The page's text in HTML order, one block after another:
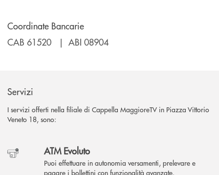
Coordinate Bancarie
CAB 61520 | ABI 08904
Servizi
I servizi offerti nella filiale di Cappella MaggioreTV in Piazza Vittorio
Veneto 18, sono:
ATM Evoluto
Puoi effettuare in autonomia versamenti, prelevare e
pagare i bollettini con funzionalità avanzate.